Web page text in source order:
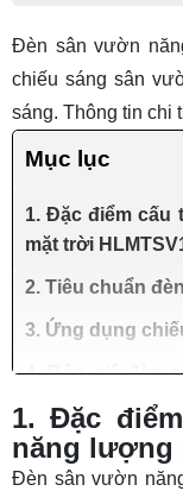
Đèn sân vườn
chiếu sáng sân
sáng. Thông tin chi
Mục lục
1. Đặc điểm cấu
mặt trời
2. Tiêu chuẩn
3. Ứng dụng
4. Báo giá đèn
HLMTSV13-1
1. Đặc
năng lượng
Đèn sân vườn